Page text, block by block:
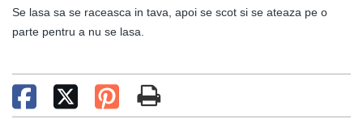
Se lasa sa se raceasca in tava, apoi se scot si se ateaza pe o
parte pentru a nu se lasa.